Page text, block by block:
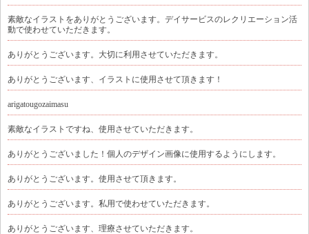
素敵なイラストをありがとうございます。デイサービスのレクリエーション活
動で使わせていただきます。
ありがとうございます。大切に利用させていただきます。
ありがとうございます、イラストに使用させて頂きます！
arigatougozaimasu
素敵なイラストですね、使用させていただきます。
ありがとうございました！個人のデザイン画像に使用するようにします。
ありがとうございます。使用させて頂きます。
ありがとうございます。私用で使わせていただきます。
ありがとうございます、理療させていただきます。